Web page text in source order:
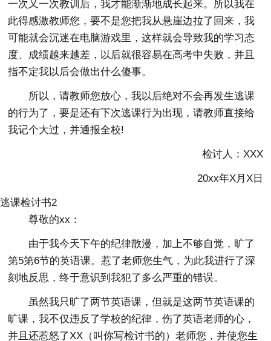
一次又一次教训后，我才能渐渐地成长起来。所以我在
此得感激教师您，要不是您把我从悬崖边拉了回来，我
可能就会沉迷在电脑游戏里，这样就会导致我的学习态
度、成绩越来越差，以后就很容易在高考中失败，并且
指不定我以后会做出什么傻事。
所以，请教师您放心，我以后绝对不会再发生逃课
的行为了，要是还有下次逃课行为出现，请教师直接给
我记个大过，并通报全校!
检讨人：XXX
20xx年X月X日
逃课检讨书2
尊敬的xx：
由于我今天下午的纪律散漫，加上不够自觉，旷了
第5第6节的英语课。惹了老师您生气，为此我进行了深
刻地反思，终于意识到我犯了多么严重的错误。
虽然我只旷了两节英语课，但就是这两节英语课的
旷课，我不仅违反了学校的纪律，伤了英语老师的心，
并且还惹怒了XX（叫你写检讨书的）老师您，并使您生